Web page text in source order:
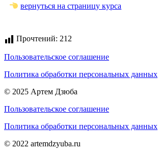
вернуться на страницу курса
Прочтений: 212
Пользовательское соглашение
Политика обработки персональных данных
© 2025 Артем Дзюба
Пользовательское соглашение
Политика обработки персональных данных
© 2022 artemdzyuba.ru